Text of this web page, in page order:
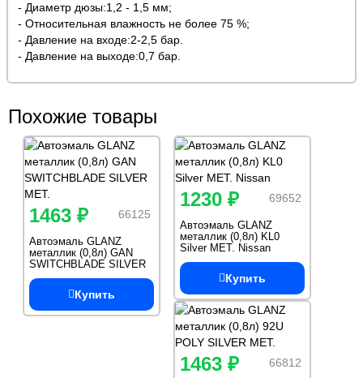
- Диаметр дюзы:1,2 - 1,5 мм;
- Относительная влажность не более 75 %;
- Давление на входе:2-2,5 бар.
- Давление на выходе:0,7 бар.
Похожие товары
66125
1463 ₽
Автоэмаль GLANZ
металлик (0,8л) GAN
SWITCHBLADE SILVER
MET.
Купить
69652
1230 ₽
Автоэмаль GLANZ
металлик (0,8л) KL0
Silver MET. Nissan
Купить
66812
1463 ₽